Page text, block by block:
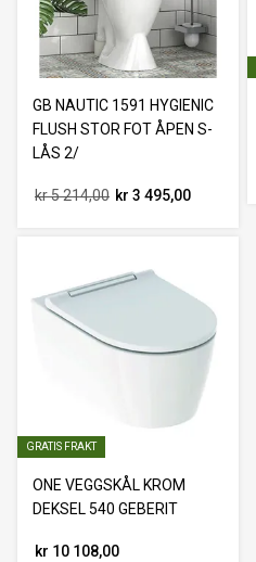
GB NAUTIC 1591 HYGIENIC
FLUSH STOR FOT ÅPEN S-
LÅS 2/
kr 5 214,00 kr 3 495,00
GRATIS FRAKT
ONE VEGGSKÅL KROM
DEKSEL 540 GEBERIT
kr 10 108,00